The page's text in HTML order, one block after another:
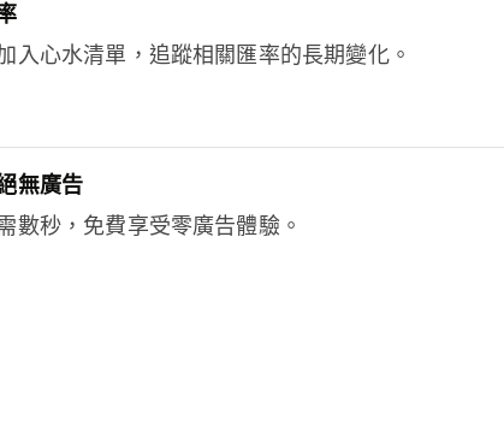
入心水清單，追蹤相關匯率的長期變化。
無廣告
數秒，免費享受零廣告體驗。